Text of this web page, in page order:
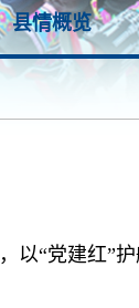
县情概览
以“党建红”